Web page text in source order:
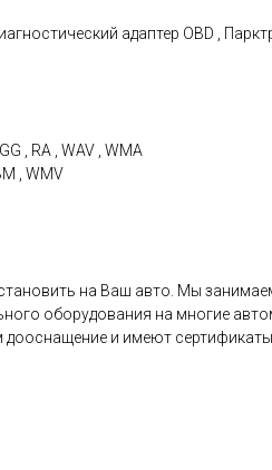
адаптер OBD ,
, RA , WAV , WMA
, WMV
на Ваш авто. Мы
оборудования на многие
дооснащение и имеют сертификаты.